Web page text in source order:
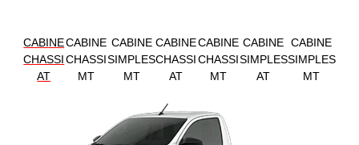
CABINE
CHASSI
AT
CABINE
CHASSI
MT
CABINE
SIMPLES
MT
CABINE
CHASSI
AT
CABINE
CHASSI
MT
CABINE
SIMPLES
AT
CABINE
SIMPLES
MT